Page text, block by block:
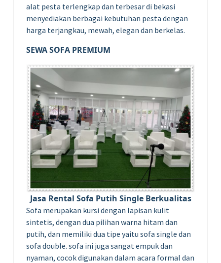
alat pesta terlengkap dan terbesar di bekasi
menyediakan berbagai kebutuhan pesta dengan
harga terjangkau, mewah, elegan dan berkelas.
SEWA SOFA PREMIUM
Jasa Rental Sofa Putih Single Berkualitas
Sofa merupakan kursi dengan lapisan kulit
sintetis, dengan dua pilihan warna hitam dan
putih, dan memiliki dua tipe yaitu sofa single dan
sofa double. sofa ini juga sangat empuk dan
nyaman, cocok digunakan dalam acara formal dan